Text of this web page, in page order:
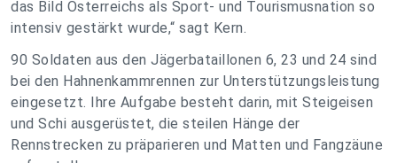
das Bild Österreichs als Sport- und Tourismusnation so
intensiv gestärkt wurde,“ sagt Kern.
90 Soldaten aus den Jägerbataillonen 6, 23 und 24 sind
bei den Hahnenkammrennen zur Unterstützungsleistung
eingesetzt. Ihre Aufgabe besteht darin, mit Steigeisen
und Schi ausgerüstet, die steilen Hänge der
Rennstrecken zu präparieren und Matten und Fangzäune